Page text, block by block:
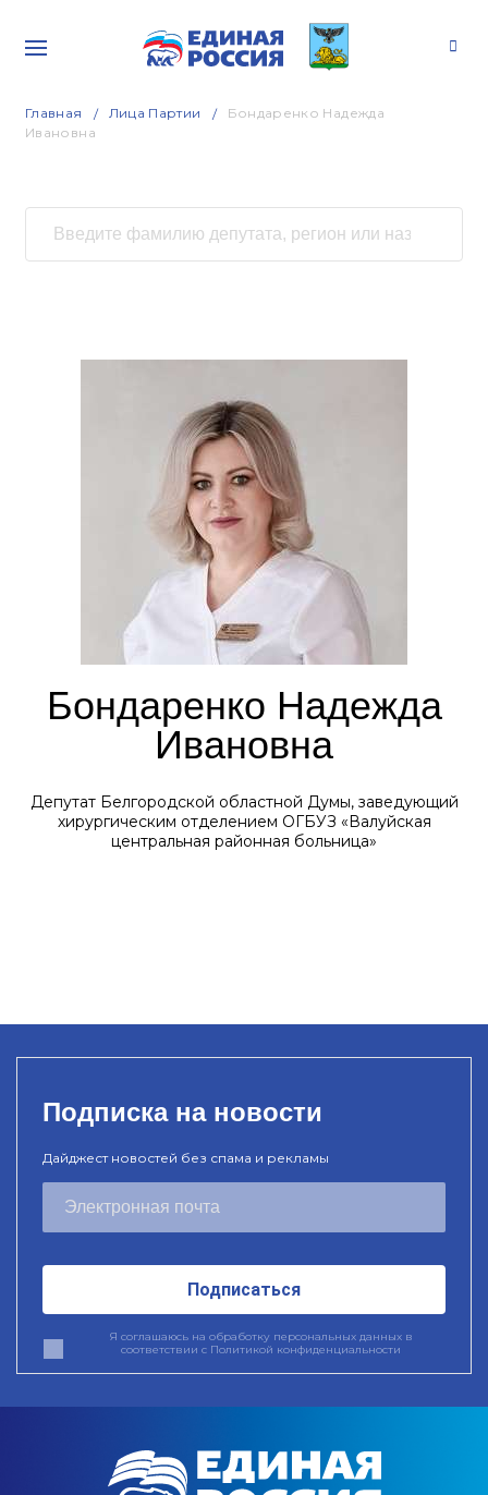
Главная Лица Партии
Бондаренко Надежда
Ивановна
Бондаренко Надежда
Ивановна
Депутат Белгородской областной Думы, заведующий
хирургическим отделением ОГБУЗ «Валуйская
центральная районная больница»
Подписка на новости
Дайджест новостей без спама и рекламы
Подписаться
Я соглашаюсь на обработку персональных данных в
соответствии с Политикой конфиденциальности